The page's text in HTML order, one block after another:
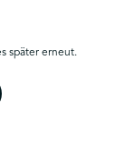
später erneut.